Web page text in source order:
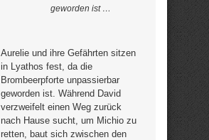
geworden ist …
Aurelie und ihre Gefährten sitzen
in Lyathos fest, da die
Brombeerpforte unpassierbar
geworden ist. Während David
verzweifelt einen Weg zurück
nach Hause sucht, um Michio zu
retten, baut sich zwischen den